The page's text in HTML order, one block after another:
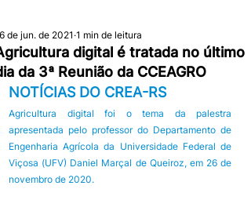
digital é tratada no último
da 3ª Reunião da CCEAGRO
de jun. de 2021 1 min de leitura
NOTÍCIAS DO CREA-RS
Agricultura digital foi o tema da palestra
apresentada pelo professor do Departamento de
Engenharia Agrícola da Universidade Federal de
Viçosa (UFV) Daniel Marçal de Queiroz, em 26 de
novembro de 2020.